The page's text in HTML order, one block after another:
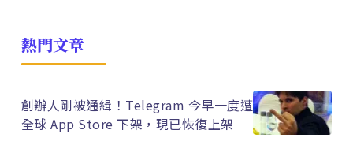
熱門文章
創辦人剛被通緝！Telegram 今早一度遭
全球 App Store 下架，現已恢復上架